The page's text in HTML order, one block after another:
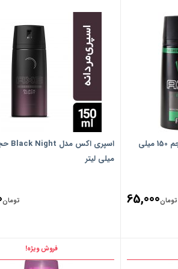
اسپری اکس مدل Africa حجم 150 میلی
تومان65,000
میلی لیتر
تومان
فروش ویژه!